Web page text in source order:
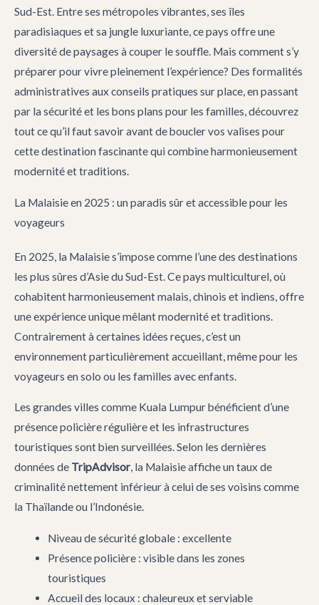
Sud-Est. Entre ses métropoles vibrantes, ses îles
paradisiaques et sa jungle luxuriante, ce pays offre une
diversité de paysages à couper le souffle. Mais comment s’y
préparer pour vivre pleinement l’expérience? Des formalités
administratives aux conseils pratiques sur place, en passant
par la sécurité et les bons plans pour les familles, découvrez
tout ce qu’il faut savoir avant de boucler vos valises pour
cette destination fascinante qui combine harmonieusement
modernité et traditions.
La Malaisie en 2025 : un paradis sûr et accessible pour les
voyageurs
En 2025, la Malaisie s’impose comme l’une des destinations
les plus sûres d’Asie du Sud-Est. Ce pays multiculturel, où
cohabitent harmonieusement malais, chinois et indiens, offre
une expérience unique mêlant modernité et traditions.
Contrairement à certaines idées reçues, c’est un
environnement particulièrement accueillant, même pour les
voyageurs en solo ou les familles avec enfants.
Les grandes villes comme Kuala Lumpur bénéficient d’une
présence policière régulière et les infrastructures
touristiques sont bien surveillées. Selon les dernières
données de TripAdvisor, la Malaisie affiche un taux de
criminalité nettement inférieur à celui de ses voisins comme
la Thaïlande ou l’Indonésie.
Niveau de sécurité globale : excellente
Présence policière : visible dans les zones
touristiques
Accueil des locaux : chaleureux et serviable